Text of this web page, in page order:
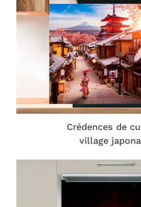
Crédences de
village